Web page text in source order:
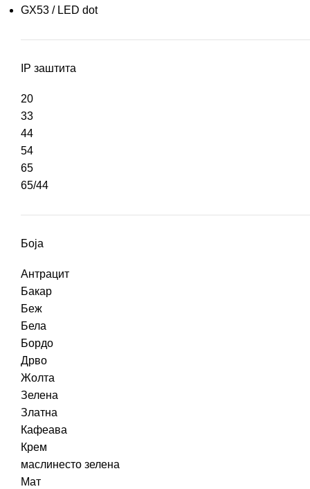
GX53 / LED dot
IP заштита
20
33
44
54
65
65/44
Боја
Антрацит
Бакар
Беж
Бела
Бордо
Дрво
Жолта
Зелена
Златна
Кафеава
Крем
маслинесто зелена
Мат